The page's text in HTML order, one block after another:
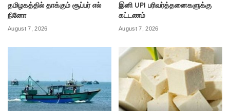
தமிழகத்தில் தாக்கும் சூப்பர் எல்
நினோ
August 7, 2026
இனி UPI பரிவர்த்தனைகளுக்கு
கட்டணம்
August 7, 2026